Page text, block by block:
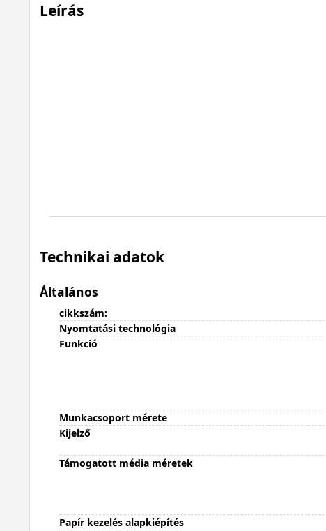
Leírás
Technikai adatok
Általános
cikkszám:
Nyomtatási technológia
Funkció
Munkacsoport mérete
Kijelző
Támogatott média méretek
Papír kezelés alapkiépítés